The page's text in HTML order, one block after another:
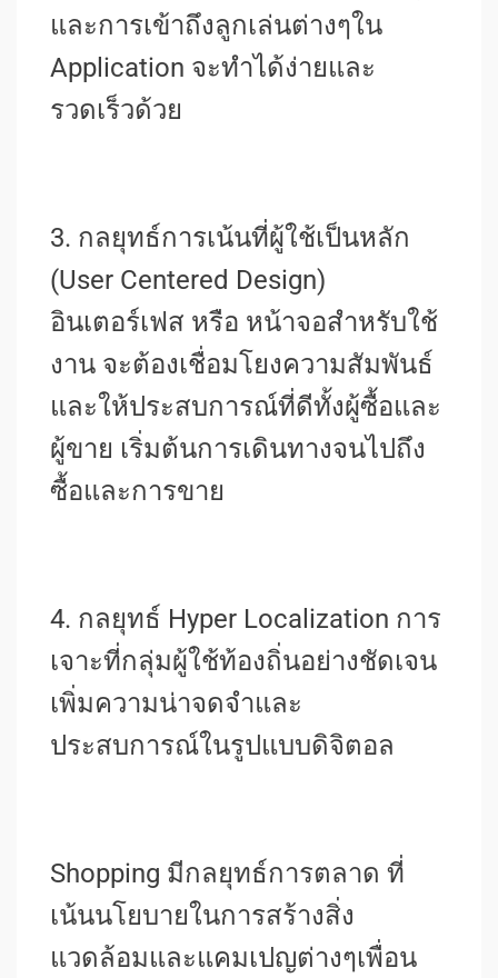
และการเข้าถึงลูกเล่นต่างๆใน
Application จะทำได้ง่ายและ
รวดเร็วด้วย
3. กลยุทธ์การเน้นที่ผู้ใช้เป็นหลัก
(User Centered Design)
อินเตอร์เฟส หรือ หน้าจอสำหรับใช้
งาน จะต้องเชื่อมโยงความสัมพันธ์
และให้ประสบการณ์ที่ดีทั้งผู้ซื้อและ
ผู้ขาย เริ่มต้นการเดินทางจนไปถึง
ซื้อและการขาย
4. กลยุทธ์ Hyper Localization การ
เจาะที่กลุ่มผู้ใช้ท้องถิ่นอย่างชัดเจน
เพิ่มความน่าจดจำและ
ประสบการณ์ในรูปแบบดิจิตอล
Shopping มีกลยุทธ์การตลาด ที่
เน้นนโยบายในการสร้างสิ่ง
แวดล้อมและแคมเปญต่างๆเพื่อน